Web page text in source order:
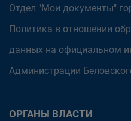
Отдел "Мои документы"
Политика в отношении
данных на официальном
Администрации
ОРГАНЫ ВЛАСТИ